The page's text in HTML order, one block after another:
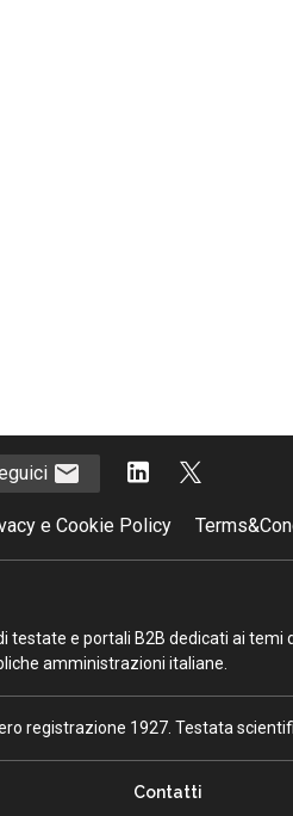
e Cookie Policy
testate e portali B2B dedicati ai
amministrazioni italiane.
registrazione 1927. Testata
Contatti